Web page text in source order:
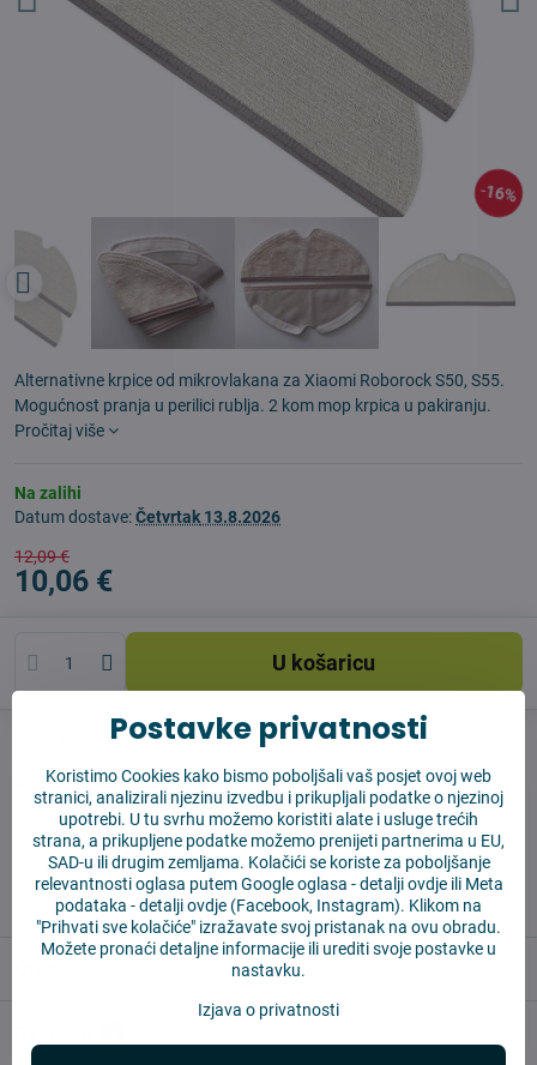
16%
Alternativne krpice od mikrovlakana za Xiaomi Roborock S50, S55.
Mogućnost pranja u perilici rublja. 2 kom mop krpica u pakiranju.
Pročitaj više
Na zalihi
Datum dostave:Četvrtak 13.8.2026
12,09 €
10,06 €
U košaricu
Pas čuvar Shippings
Proizvođač:Vysajto.sk
✅ Spremno za slanje odmah
✅ BESPLATNA dostava iznad 55 EUR
✅ 14 dana za povrat robe
Postavke privatnosti
Koristimo Cookies kako bismo poboljšali vaš posjet ovoj web
stranici, analizirali njezinu izvedbu i prikupljali podatke o njezinoj
upotrebi. U tu svrhu možemo koristiti alate i usluge trećih
strana, a prikupljene podatke možemo prenijeti partnerima u EU,
SAD-u ili drugim zemljama. Kolačići se koriste za poboljšanje
relevantnosti oglasa putem Google oglasa -detalji ovdjeili Meta
podataka -detalji ovdje (Facebook, Instagram). Klikom na
"Prihvati sve kolačiće" izražavate svoj pristanak na ovu obradu.
Možete pronaći detaljne informacije ili urediti svoje postavke u
nastavku.
Izjava o privatnosti